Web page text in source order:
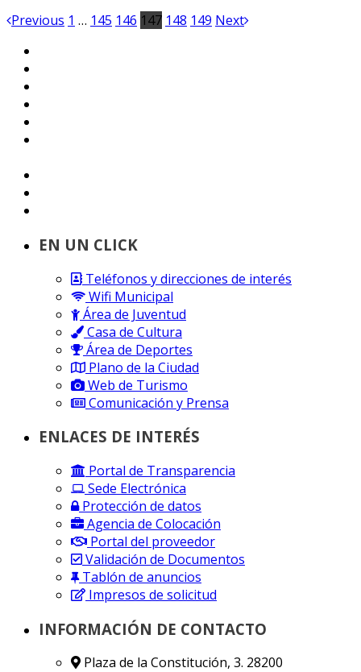
Previous 1 … 145 146 147 148 149 Next
EN UN CLICK
Teléfonos y direcciones de interés
Wifi Municipal
Área de Juventud
Casa de Cultura
Área de Deportes
Plano de la Ciudad
Web de Turismo
Comunicación y Prensa
ENLACES DE INTERÉS
Portal de Transparencia
Sede Electrónica
Protección de datos
Agencia de Colocación
Portal del proveedor
Validación de Documentos
Tablón de anuncios
Impresos de solicitud
INFORMACIÓN DE CONTACTO
Plaza de la Constitución, 3. 28200